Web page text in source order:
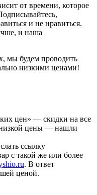
от времени, которое
и не нравиться.
и наша
мы будем проводить
низкими ценами!
цен» — скидки на все
цены — нашли
ссылку
с такой же или более
. В ответ
ценой.